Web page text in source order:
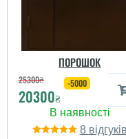
ПОРОШОК
25300₴
20300₴
-5000
8